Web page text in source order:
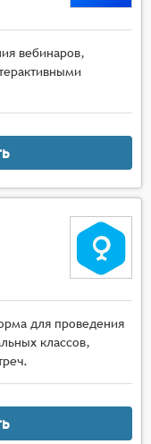
вебинаров,
для проведения
классов,